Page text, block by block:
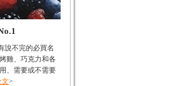
經系統，特別...
糖類、脂肪、
質溫和所含的營
醣類、檸檬酸...
說不完的必買名
雞、巧克力和各
、需要或不需要
文>